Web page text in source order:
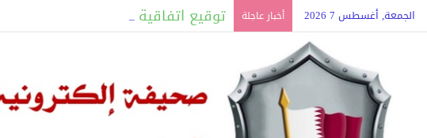
الجمعة, أغسطس 7 2026 أخبار عاجلة توقيع اتفاقية للدفاع المشترك بين